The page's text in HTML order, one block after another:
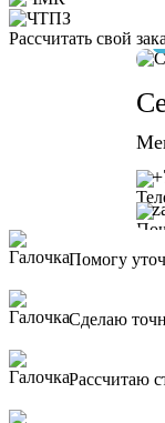
Рассчитать свой
Помогу
Сделаю
Рассчитаю